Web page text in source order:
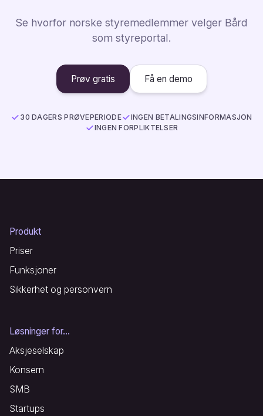
Se hvorfor norske styremedlemmer velger Bård
som styreportal.
Prøv gratis Få en demo
30 DAGERS PRØVEPERIODE
INGEN BETALINGSINFORMASJON
INGEN FORPLIKTELSER
Produkt
Priser
Funksjoner
Sikkerhet og personvern
Løsninger for...
Aksjeselskap
Konsern
SMB
Startups